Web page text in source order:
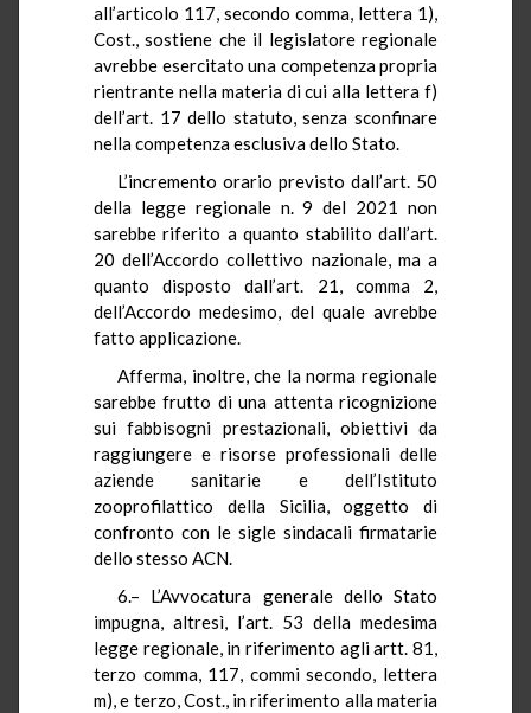
all’articolo 117, secondo comma, lettera 1),
Cost., sostiene che il legislatore regionale
avrebbe esercitato una competenza propria
rientrante nella materia di cui alla lettera f)
dell’art. 17 dello statuto, senza sconfinare
nella competenza esclusiva dello Stato.
L’incremento orario previsto dall’art. 50
della legge regionale n. 9 del 2021 non
sarebbe riferito a quanto stabilito dall’art.
20 dell’Accordo collettivo nazionale, ma a
quanto disposto dall’art. 21, comma 2,
dell’Accordo medesimo, del quale avrebbe
fatto applicazione.
Afferma, inoltre, che la norma regionale
sarebbe frutto di una attenta ricognizione
sui fabbisogni prestazionali, obiettivi da
raggiungere e risorse professionali delle
aziende sanitarie e dell’Istituto
zooprofilattico della Sicilia, oggetto di
confronto con le sigle sindacali firmatarie
dello stesso ACN.
6.– L’Avvocatura generale dello Stato
impugna, altresì, l’art. 53 della medesima
legge regionale, in riferimento agli artt. 81,
terzo comma, 117, commi secondo, lettera
m), e terzo, Cost., in riferimento alla materia